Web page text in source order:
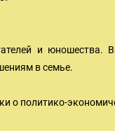
и юношества.
в семье.
о политико-